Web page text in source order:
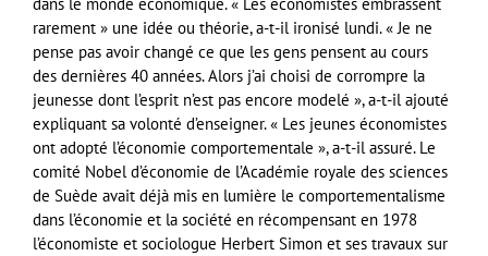
dans le monde économique. « Les économistes embrassent
rarement » une idée ou théorie, a-t-il ironisé lundi. « Je ne
pense pas avoir changé ce que les gens pensent au cours
des dernières 40 années. Alors j’ai choisi de corrompre la
jeunesse dont l’esprit n’est pas encore modelé », a-t-il ajouté
expliquant sa volonté d’enseigner. « Les jeunes économistes
ont adopté l’économie comportementale », a-t-il assuré. Le
comité Nobel d’économie de l’Académie royale des sciences
de Suède avait déjà mis en lumière le comportementalisme
dans l’économie et la société en récompensant en 1978
l’économiste et sociologue Herbert Simon et ses travaux sur